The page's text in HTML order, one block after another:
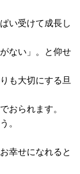
い受けて成長し
ない」。と仰せ
も大切にする旦
おられます。
。
幸せになれると